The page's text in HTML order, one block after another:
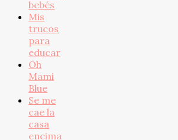
bebés
Mis
trucos
para
educar
Oh
Mami
Blue
Se me
cae la
casa
encima